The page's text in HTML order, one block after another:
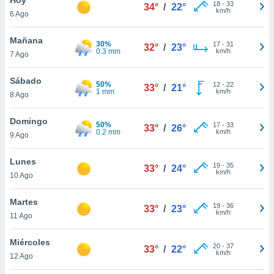
en
más
nuestra
de
cookies
aceptar
6 Ago
34° / 22° 18- 33
km/h
Mañana
7 Ago
30%
0.3 mm
32° / 23° 17- 31
km/h
Sábado
8 Ago
50%
1 mm
33° / 21° 12- 22
km/h
Domingo
9 Ago
50%
0.2 mm
33° / 26° 17- 33
km/h
Lunes
10 Ago
33° / 24° 19- 35
km/h
Martes
11 Ago
33° / 23° 19- 36
km/h
Miércoles
12 Ago
33° / 22° 20- 37
km/h